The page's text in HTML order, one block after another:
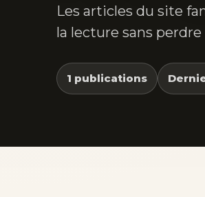
Les articles du site
la lecture sans perdre
1 publications